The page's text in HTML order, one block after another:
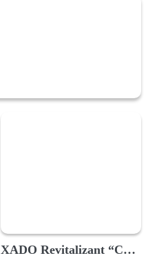
XADO Revitalizant “Chất